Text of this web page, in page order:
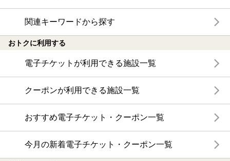
関連キーワードから探す
おトクに利用する
電子チケットが利用できる施設一覧
クーポンが利用できる施設一覧
おすすめ電子チケット・クーポン一覧
今月の新着電子チケット・クーポン一覧